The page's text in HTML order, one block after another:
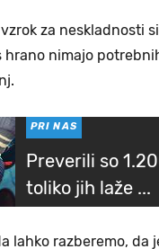
za neskladnosti
hrano nimajo
PRI NAS
Preverili so
toliko jih laže ...
lahko razberemo,